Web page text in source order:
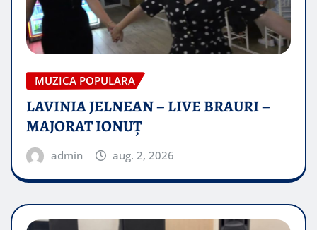
MUZICA POPULARA
LAVINIA JELNEAN – LIVE BRAURI –
MAJORAT IONUŢ
admin aug. 2, 2026